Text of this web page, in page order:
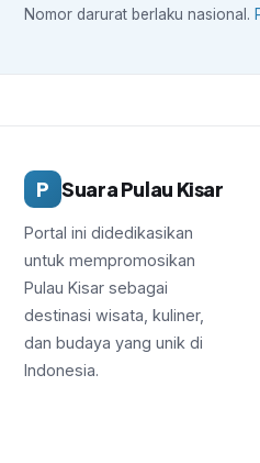
Nomor darurat berlaku nasional.
P Suara Pulau Kisar
Portal ini didedikasikan
untuk mempromosikan
Pulau Kisar sebagai
destinasi wisata, kuliner,
dan budaya yang unik di
Indonesia.